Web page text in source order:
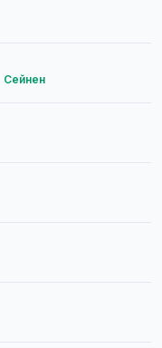
Сейнен